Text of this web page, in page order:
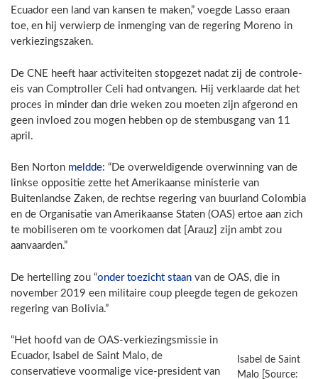
Ecuador een land van kansen te maken,” voegde Lasso eraan
toe, en hij verwierp de inmenging van de regering Moreno in
verkiezingszaken.
De CNE heeft haar activiteiten stopgezet nadat zij de controle-
eis van Comptroller Celi had ontvangen. Hij verklaarde dat het
proces in minder dan drie weken zou moeten zijn afgerond en
geen invloed zou mogen hebben op de stembusgang van 11
april.
Ben Norton meldde: “De overweldigende overwinning van de
linkse oppositie zette het Amerikaanse ministerie van
Buitenlandse Zaken, de rechtse regering van buurland Colombia
en de Organisatie van Amerikaanse Staten (OAS) ertoe aan zich
te mobiliseren om te voorkomen dat [Arauz] zijn ambt zou
aanvaarden.”
De hertelling zou “onder toezicht staan van de OAS, die in
november 2019 een militaire coup pleegde tegen de gekozen
regering van Bolivia.”
Isabel de Saint
Malo [Source:
“Het hoofd van de OAS-verkiezingsmissie in
Ecuador, Isabel de Saint Malo, de
conservatieve voormalige vice-president van